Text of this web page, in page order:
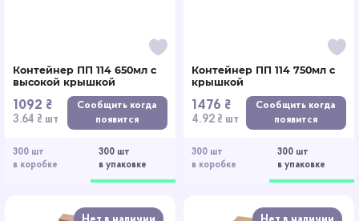
300 шт
в коробке
300 шт
в упаковке
Контейнер ПП 114 650мл с
высокой крышкой
1092 ₴
3.64 ₴ шт
Сообщить когда
появится
300 шт
в коробке
300 шт
в упаковке
Контейнер ПП 114 750мл с
крышкой
1476 ₴
4.92 ₴ шт
Сообщить когда
появится